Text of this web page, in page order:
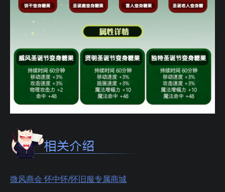
微风商会 怀中怀/怀旧服专属商城